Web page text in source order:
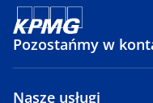
Pozostańmy w
Nasze usługi